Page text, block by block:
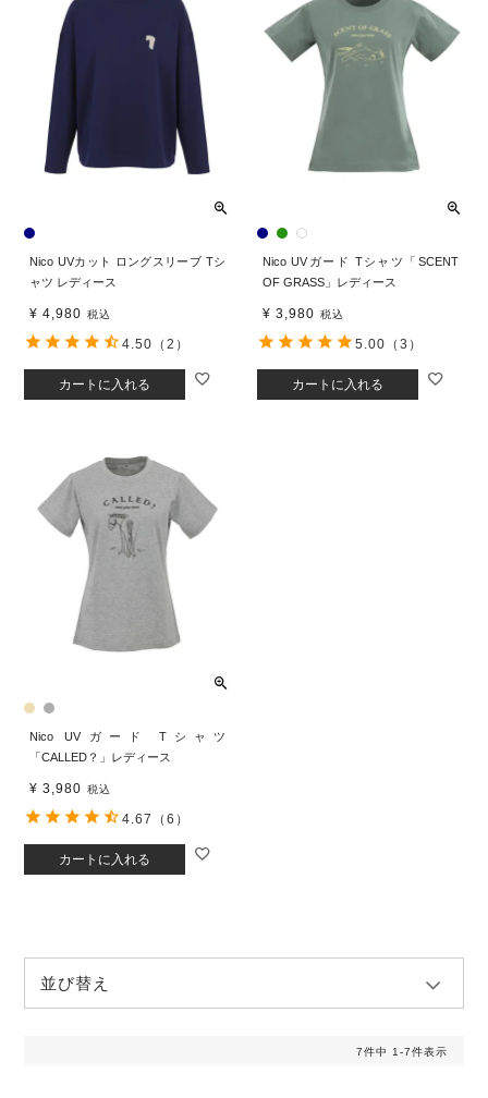
Nico UVカット ロングスリーブ Tシ
ャツ レディース
¥ 4,980 税込
カートに入れる
4.50 （2）
Nico UVガード Tシャツ「SCENT
OF GRASS」レディース
¥ 3,980 税込
カートに入れる
5.00 （3）
Nico UVガード Tシャツ
「CALLED？」レディース
¥ 3,980 税込
カートに入れる
4.67 （6）
並び替え
7件中 1 -7件表示